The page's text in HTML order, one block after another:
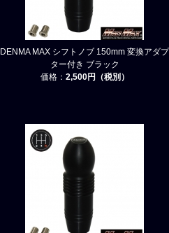
DENMA MAX シフトノブ 150mm 変換アダプ
ター付き ブラック
価格： 2,500円（税別）